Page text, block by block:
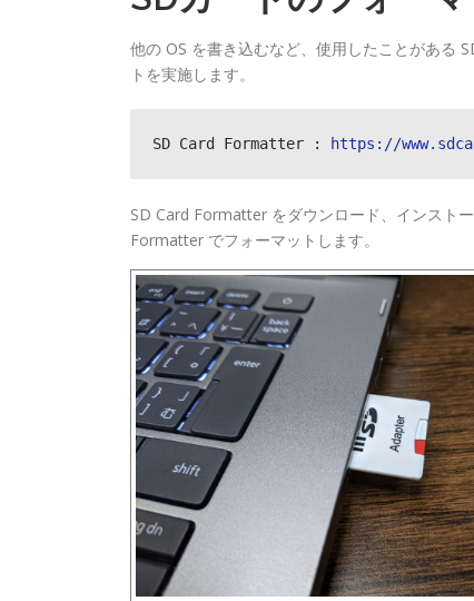
他の OS を書き込むなど、使用したことがある
トを実施します。
SD Card Formatter : https://
SD Card Formatter をダウンロード、インスト
Formatter でフォーマットします。